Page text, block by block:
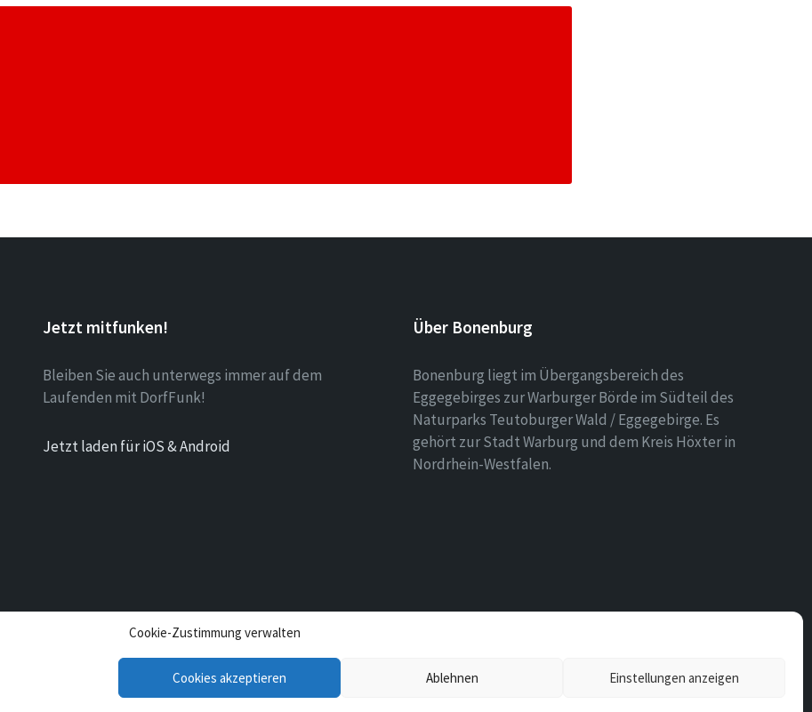
Cookie-Zustimmung verwalten
Cookies akzeptieren Ablehnen Einstellungen anzeigen
Jetzt mitfunken!
Bleiben Sie auch unterwegs immer auf dem
Laufenden mit DorfFunk!
Jetzt laden für iOS & Android
Über Bonenburg
Bonenburg liegt im Übergangsbereich des
Eggegebirges zur Warburger Börde im Südteil des
Naturparks Teutoburger Wald / Eggegebirge. Es
gehört zur Stadt Warburg und dem Kreis Höxter in
Nordrhein-Westfalen.